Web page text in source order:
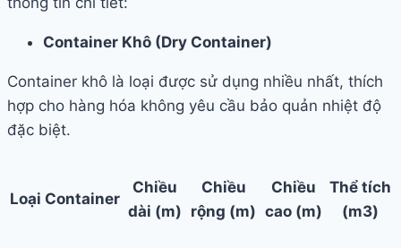
Container Khô (Dry Container)
Container khô là loại được sử dụng nhiều nhất, thích
hợp cho hàng hóa không yêu cầu bảo quản nhiệt độ
đặc biệt.
Loại Container
Chiều
dài (m)
Chiều
rộng (m)
Chiều
cao (m)
Thể tích
(m3)